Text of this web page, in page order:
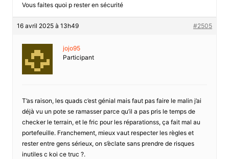
Vous faites quoi p rester en sécurité
16 avril 2025 à 13h49 #2505
jojo95
Participant
T’as raison, les quads c’est génial mais faut pas faire le malin j’ai
déjà vu un pote se ramasser parce qu’il a pas pris le temps de
checker le terrain, et le fric pour les réparationss, ça fait mal au
portefeuille. Franchement, mieux vaut respecter les règles et
rester entre gens sérieux, on s’èclate sans prendre de risques
inutiles c koi ce truc ?.